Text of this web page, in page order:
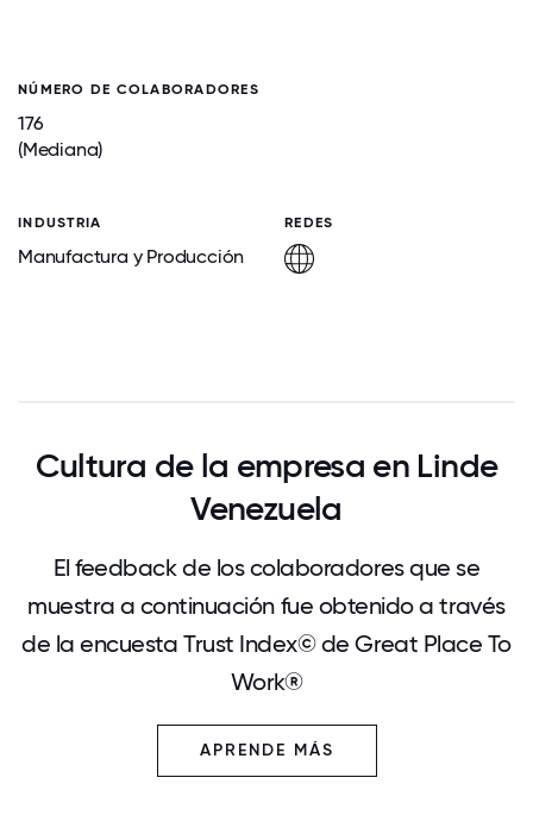
NÚMERO DE COLABORADORES
176
(Mediana)
INDUSTRIA
Manufactura y Producción
REDES
Cultura de la empresa en Linde
Venezuela
El feedback de los colaboradores que se
muestra a continuación fue obtenido a través
de la encuesta Trust Index© de Great Place To
Work®
APRENDE MÁS